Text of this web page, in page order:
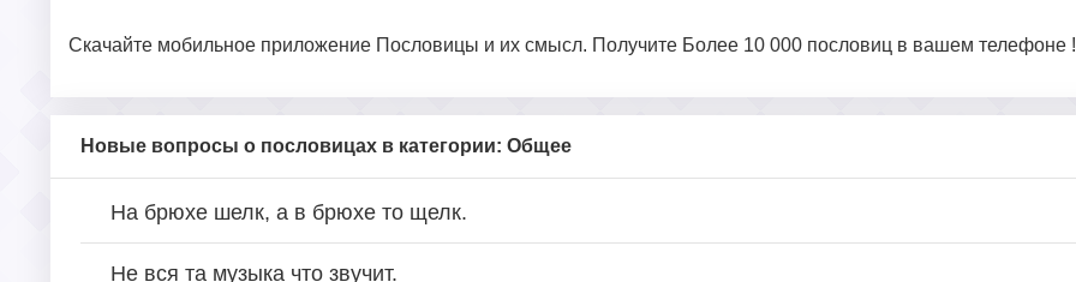
Скачайте мобильное приложение Пословицы и их смысл. Получите Более 10 000 пословиц в вашем телефоне !
Новые вопросы о пословицах в категории: Общее
На брюхе шелк, а в брюхе то щелк.
Не вся та музыка что звучит.